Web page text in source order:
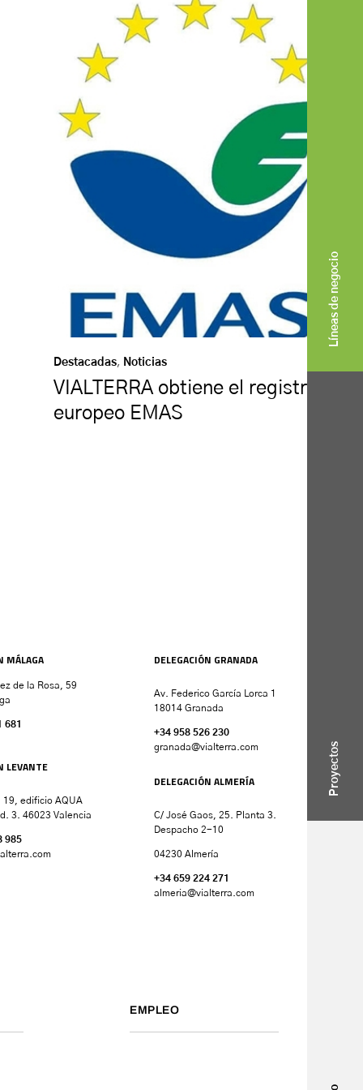
Líneas de negocio
Proyectos
Destacadas, Noticias
VIALTERRA obtiene el registro
europeo EMAS
MÁLAGA
de la Rosa, 59
681
LEVANTE
19, edificio AQUA
3. 46023 Valencia
985
DELEGACIÓN GRANADA
Av. Federico García Lorca 1
18014 Granada
+34 958 526 230
granada@vialterra.com
DELEGACIÓN ALMERÍA
C/ José Gaos, 25. Planta 3.
Despacho 2-10
04230 Almería
+34 659 224 271
almeria@vialterra.com
EMPLEO